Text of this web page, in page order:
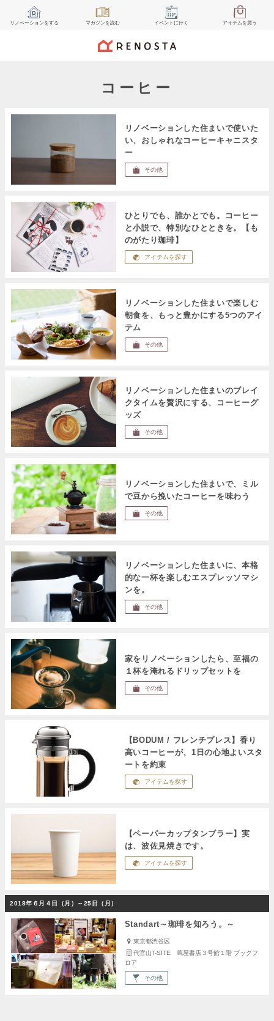
リノベーションをする マガジンを読む イベント に行く アイテムを買う
コーヒー
リノベーションした住まいで使いた
い、おしゃれなコーヒーキャニスタ
ー
その他
ひとりでも、誰かとでも。コーヒー
と小説で、特別なひとときを。【も
のがたり珈琲】
アイテムを探す
リノベーションした住まいで楽しむ
朝食を、もっと豊かにする5つのアイ
テム
その他
リノベーションした住まいのブレイ
クタイムを贅沢にする、コーヒーグ
ッズ
その他
リノベーションした住まいで、ミル
で豆から挽いたコーヒーを味わう
その他
リノベーションした住まいに、本格
的な一杯を楽しむエスプレッソマシ
ンを。
その他
家をリノベーションしたら、至福の
１杯を淹れるドリップセットを
その他
【BODUM / フレンチプレス】香り
高いコーヒーが、1日の心地よいスタ
ートを約束
アイテムを探す
【ペーパーカップタンブラー】実
は、波佐見焼きです。
アイテムを探す
2018年６月４日（月）～25日（月）
Standart～珈琲を知ろう。～
東京都渋谷区
代官山T-SITE 蔦屋書店３号館１階 ブックフ
ロア
その他